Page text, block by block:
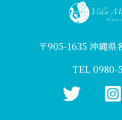
〒905-1635 沖縄県
TEL 0980-